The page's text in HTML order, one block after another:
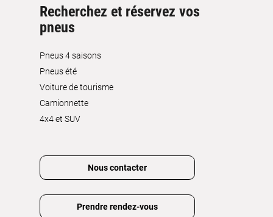
Recherchez et réservez vos
pneus
Pneus 4 saisons
Pneus été
Voiture de tourisme
Camionnette
4x4 et SUV
Nous contacter
Prendre rendez-vous